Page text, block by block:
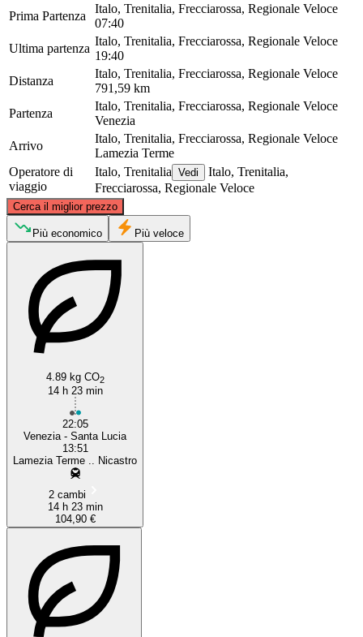
Prima Partenza
Italo, Trenitalia, Frecciarossa, Regionale Veloce
07:40
Ultima partenza
Italo, Trenitalia, Frecciarossa, Regionale Veloce
19:40
Distanza
Italo, Trenitalia, Frecciarossa, Regionale Veloce
791,59 km
Partenza
Italo, Trenitalia, Frecciarossa, Regionale Veloce
Venezia
Arrivo
Italo, Trenitalia, Frecciarossa, Regionale Veloce
Lamezia Terme
Operatore di
viaggio
Italo, Trenitalia Vedi
Italo, Trenitalia,
Frecciarossa, Regionale Veloce
Cerca il miglior prezzo
Venice
©CARTO , ©OpenStreetMap
Più economico Più veloce
4.89 kg CO2
14 h 23 min
22:05
Venezia - Santa Lucia
13:51
Lamezia Terme .. Nicastro
2 cambi
14 h 23 min
104,90 €